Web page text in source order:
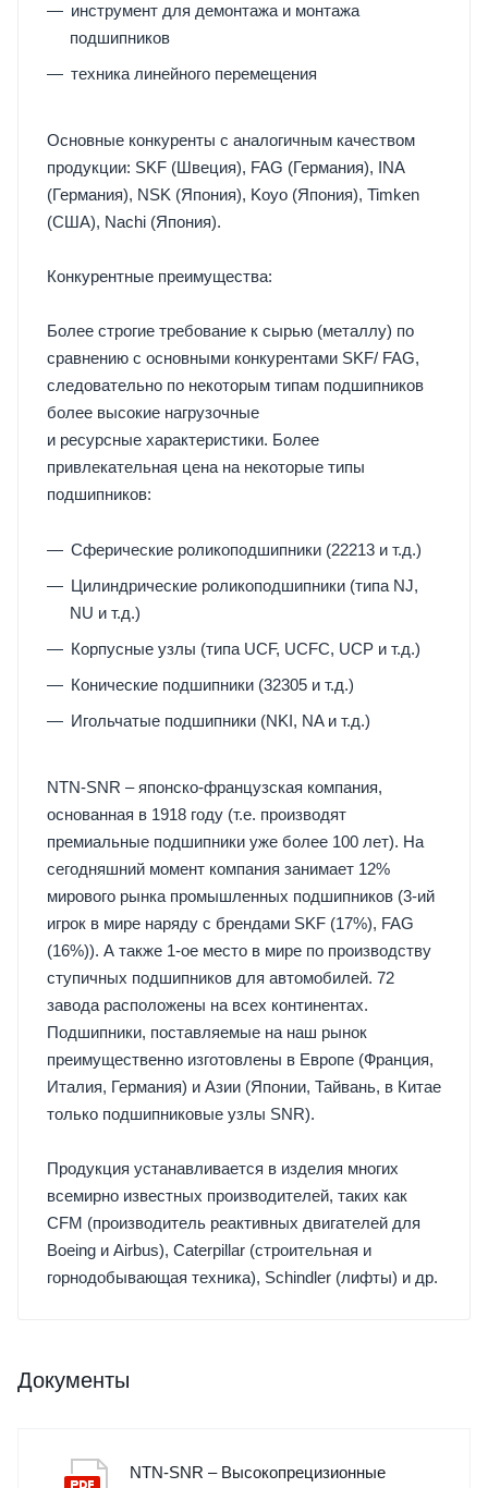
инструмент для демонтажа и монтажа
подшипников
техника линейного перемещения
Основные конкуренты с аналогичным качеством
продукции: SKF (Швеция), FAG (Германия), INA
(Германия), NSK (Япония), Koyo (Япония), Timken
(США), Nachi (Япония).
Конкурентные преимущества:
Более строгие требование к сырью (металлу) по
сравнению с основными конкурентами SKF/ FAG,
следовательно по некоторым типам подшипников
более высокие нагрузочные
и ресурсные характеристики. Более
привлекательная цена на некоторые типы
подшипников:
Сферические роликоподшипники (22213 и т.д.)
Цилиндрические роликоподшипники (типа NJ,
NU и т.д.)
Корпусные узлы (типа UCF, UCFC, UCP и т.д.)
Конические подшипники (32305 и т.д.)
Игольчатые подшипники (NKI, NA и т.д.)
NTN-SNR – японско-французская компания,
основанная в 1918 году (т.е. производят
премиальные подшипники уже более 100 лет). На
сегодняшний момент компания занимает 12%
мирового рынка промышленных подшипников (3-ий
игрок в мире наряду с брендами SKF (17%), FAG
(16%)). А также 1-ое место в мире по производству
ступичных подшипников для автомобилей. 72
завода расположены на всех континентах.
Подшипники, поставляемые на наш рынок
преимущественно изготовлены в Европе (Франция,
Италия, Германия) и Азии (Японии, Тайвань, в Китае
только подшипниковые узлы SNR).
Продукция устанавливается в изделия многих
всемирно известных производителей, таких как
CFM (производитель реактивных двигателей для
Boeing и Airbus), Caterpillar (строительная и
горнодобывающая техника), Schindler (лифты) и др.
Документы
NTN-SNR – Высокопрецизионные